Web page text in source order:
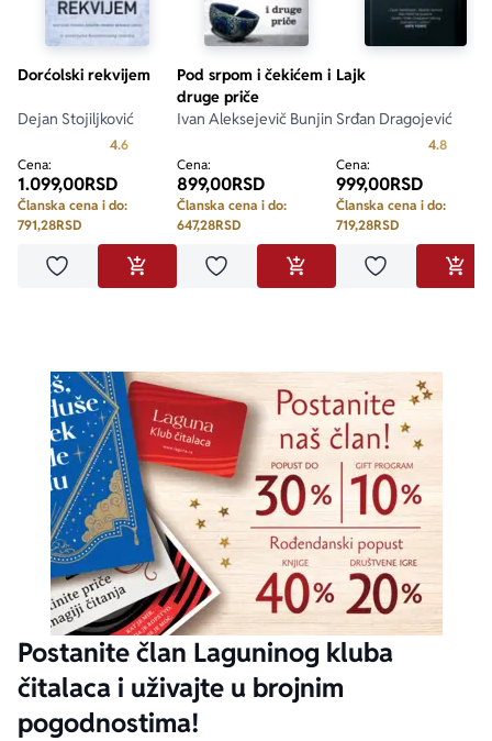
Dorćolski rekvijem
Dejan Stojiljković
4.6Prosecna ocena je 4.6 od 5
Cena:
1.099,00RSD
Članska cena i do:
791,28RSD
Dodaj u omiljeneDODAJ U KORPU
Pod srpom i čekićem i
druge priče
Ivan Aleksejevič Bunjin
Cena:
899,00RSD
Članska cena i do:
647,28RSD
Dodaj u omiljeneDODAJ U KORPU
Lajk
Srđan Dragojević
4.8
Cena:
999,00RSD
Članska cena i do:
719,28RSD
Dodaj u
Postanite član Laguninog kluba
čitalaca i uživajte u brojnim
pogodnostima!